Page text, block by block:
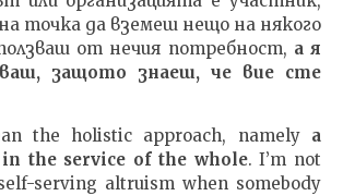
точка да вземеш нещо на някого
от нечия потребност, а я
защото знаеш, че вие сте
the holistic approach, namely a
the service of the whole. I’m not
serving altruism when somebody